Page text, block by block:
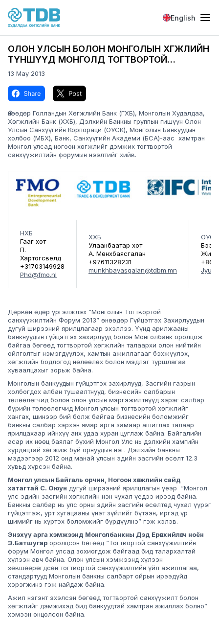
Skip to main content
English
ОЛОН УЛСЫН БОЛОН МОНГОЛЫН ХӨГЖЛИЙН
ТҮНШҮҮД МОНГОЛД ТОГТВОРТОЙ
САНХҮҮЖИЛТИЙГ ДЭМЖИХ ФОРУМЫГ
13 May 2013
Image Image
Өнөөдөр Голландын Хөгжлийн Банк (ГХБ), Монголын Худалдаа,
Хөгжлийн Банк (ХХБ), Дэлхийн Банкны группын гишүүн Олон
Улсын Санхүүгийн Корпораци (ОУСК), Монголын Банкуудын
холбоо (МБХ), Банк, Санхүүгийн Академи (БСА)-аас хамтран
Монгол улсад ногоон хөгжлийг дэмжих тогтвортой
санхүүжилтийн форумын нээлтийг хийв.
НХБ
Гааг хот
П.
Хартогсвелд
+31703149928
Phd@fmo.nl
ХХБ
Улаанбаатар хот
А. Мөнхбаясгалан
+97611328231
munkhbayasgalan@tdbm.mn
ОУСК
Дөрвөн өдөр үргэлжлэх “Монголын Тогтвортой
санхүүжилтийн Форум 2013” өнөөдөр Гүйцэтгэх Захирлуудын
дугуй ширээний ярилцлагаар эхэллээ. Үүнд арилжааны
банкнуудын гүйцэтгэх захирлууд болон Монголбанк оролцож
байгаа бөгөөд тогтвортой хөгжлийн талаархи олон нийтийн
ойлголтыг нэмэгдүүлэх, хамтын ажиллагааг бэхжүүлэх,
хөгжлийн бодлогод нөлөөлөх болон мэдлэг туршлагаа
хуваалцахыг зорьж байна.
Монголын банкуудын гүйцэтгэх захирлууд, Засгийн газрын
холбогдох албан тушаалтнууд, бизнесийн салбарын
төлөөлөгчид болон олон улсын мэргэжилтнүүд зэрэг салбар
бүрийн төлөөлөгчид Монгол улсын тогтвортой хөгжлийг
хангах, шинээр бий болж байгаа бизнесийн боломжийг
банкны салбар хэрхэн ямар арга замаар ашиглах талаар
ярилцахаар ийнхүү анх удаа хуран цуглаж байна. Байгалийн
асар их нөөц баялаг бүхий Монгол Улс нь дэлхийн хамгийн
хурдацтай хөгжиж буй орнуудын нэг. Дэлхийн банкны
мэдээгээр 2012 онд манай улсын эдийн засгийн өсөлт 12.3
хувьд хүрсэн байна.
Монгол улсын Байгаль орчин, Ногоон хөгжлийн сайд
хатагтай С. Оюун дугуй ширээний ярилцлагын үеэр “Монгол
улс эдийн засгийн хөгжлийн нэн чухал үедээ ирээд байна.
Банкны салбар нь улс орны эдийн засгийн өсөлтөд чухал үүрэг
гүйцэтгэж, урт хугацааны үнэт зүйлийг бүтээн, иргэд үр
шимийг нь хүртэх боломжийг бүрдүүлнэ” гэж хэлэв.
Энэхүү арга хэмжээнд Монголбанкны Дэд Ерөнхийлөгч ноён
Э.Батшугар оролцсон бөгөөд “Тогтвортой санхүүжилтийн
форум Монгол улсад зохиогдож байгаад бид талархалтай
хүлээн авч байна. Олон улсын хэмжээнд хүлээн
зөвшөөрөгдсөн тогтвортой санхүүжилтийн үйл ажиллагаа,
стандартууд Монголын банкны салбарт ойрын ирээдүйд
хэрэгжинэ гэж найдаж байна.
Ажил нэгэнт эхэлсэн бөгөөд тогтвортой санхүүжилт болон
хөгжлийг дэмжихэд бид банкуудтай хамтран ажиллах болно”
хэмээн онцолсон байна.